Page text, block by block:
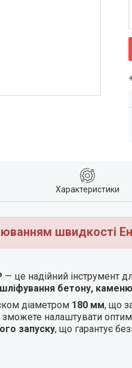
Характеристики
швидкості
— це надійний інструмент
бетону,
діаметром 180 мм, що
зможете налаштувати
запуску, що гарантує